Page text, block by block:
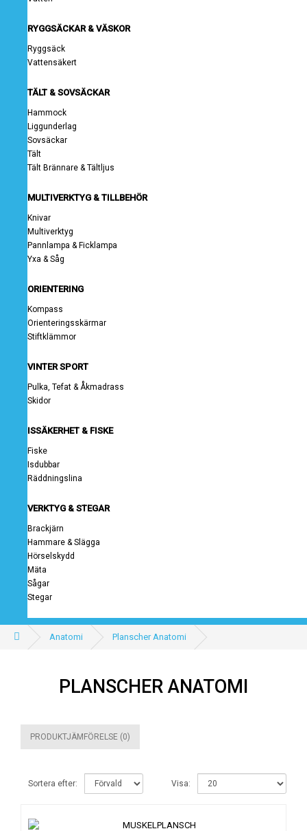
RYGGSÄCKAR & VÄSKOR
Ryggsäck
Vattensäkert
TÄLT & SOVSÄCKAR
Hammock
Liggunderlag
Sovsäckar
Tält
Tält Brännare & Tältljus
MULTIVERKTYG & TILLBEHÖR
Knivar
Multiverktyg
Pannlampa & Ficklampa
Yxa & Såg
ORIENTERING
Kompass
Orienteringsskärmar
Stiftklämmor
VINTER SPORT
Pulka, Tefat & Åkmadrass
Skidor
ISSÄKERHET & FISKE
Fiske
Isdubbar
Räddningslina
VERKTYG & STEGAR
Brackjärn
Hammare & Slägga
Hörselskydd
Mäta
Sågar
Stegar
Anatomi Planscher Anatomi
PLANSCHER ANATOMI
PRODUKTJÄMFÖRELSE (0)
Sortera efter: Visa: